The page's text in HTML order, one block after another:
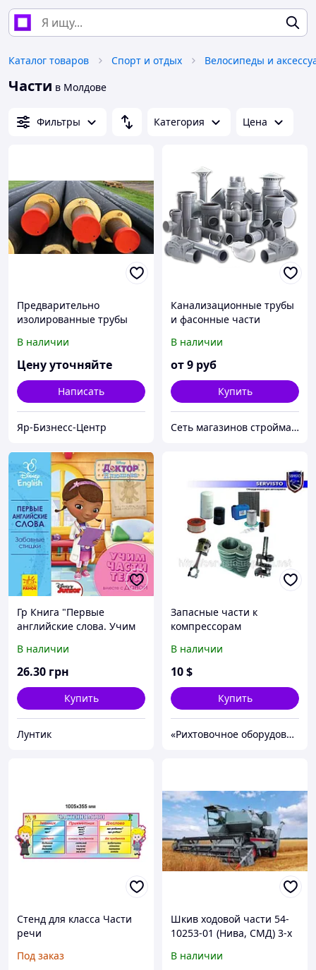
Каталог товаров Спорт и отдых Велосипеды и
Части в Молдове
Фильтры Категория Цена
Предварительно
изолированные трубы
для теплосетей по ГСТУ
34-204-88-002-98
В наличии
Цену уточняйте
Написать
Яр-Бизнесc-Центр
Канализационные трубы
и фасонные части
В наличии
от9 руб
Купить
Сеть магазинов стройматериалов и сантехники ЛЮРСАН
Гр Книга "Первые
английские слова. Учим
Даной." (РА) ЛП 921002РА
"RANOK"
В наличии
26.30 грн
Купить
Лунтик
Запасные части к
компрессорам
В наличии
10$
Купить
«Рихтовочное оборудование»
Стенд для класса Части
речи
Под заказ
Шкив ходовой части 54-
10253-01 (Нива, СМД) 3-х
ступицей
В наличии